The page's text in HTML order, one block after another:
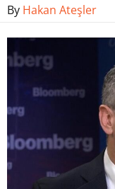
By Hakan Ateşler